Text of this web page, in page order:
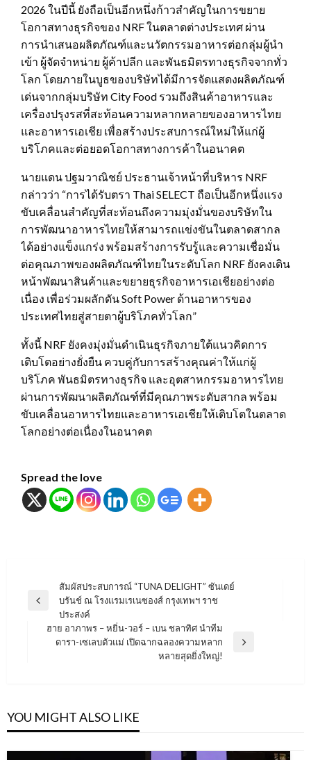
2026 ในปีนี้ ยังถือเป็นอีกหนึ่งก้าวสำคัญในการขยาย
โอกาสทางธุรกิจของ NRF ในตลาดต่างประเทศ ผ่าน
การนำเสนอผลิตภัณฑ์และนวัตกรรมอาหารต่อกลุ่มผู้นำ
เข้า ผู้จัดจำหน่าย ผู้ค้าปลีก และพันธมิตรทางธุรกิจจากทั่ว
โลก โดยภายในบูธของบริษัทได้มีการจัดแสดงผลิตภัณฑ์
เด่นจากกลุ่มบริษัท City Food รวมถึงสินค้าอาหารและ
เครื่องปรุงรสที่สะท้อนความหลากหลายของอาหารไทย
และอาหารเอเชีย เพื่อสร้างประสบการณ์ใหม่ให้แก่ผู้
บริโภคและต่อยอดโอกาสทางการค้าในอนาคต
นายแดน ปฐมวาณิชย์ ประธานเจ้าหน้าที่บริหาร NRF
กล่าวว่า “การได้รับตรา Thai SELECT ถือเป็นอีกหนึ่งแรง
ขับเคลื่อนสำคัญที่สะท้อนถึงความมุ่งมั่นของบริษัทใน
การพัฒนาอาหารไทยให้สามารถแข่งขันในตลาดสากล
ได้อย่างแข็งแกร่ง พร้อมสร้างการรับรู้และความเชื่อมั่น
ต่อคุณภาพของผลิตภัณฑ์ไทยในระดับโลก NRF ยังคงเดิน
หน้าพัฒนาสินค้าและขยายธุรกิจอาหารเอเชียอย่างต่อ
เนื่อง เพื่อร่วมผลักดัน Soft Power ด้านอาหารของ
ประเทศไทยสู่สายตาผู้บริโภคทั่วโลก”
ทั้งนี้ NRF ยังคงมุ่งมั่นดำเนินธุรกิจภายใต้แนวคิดการ
เติบโตอย่างยั่งยืน ควบคู่กับการสร้างคุณค่าให้แก่ผู้
บริโภค พันธมิตรทางธุรกิจ และอุตสาหกรรมอาหารไทย
ผ่านการพัฒนาผลิตภัณฑ์ที่มีคุณภาพระดับสากล พร้อม
ขับเคลื่อนอาหารไทยและอาหารเอเชียให้เติบโตในตลาด
โลกอย่างต่อเนื่องในอนาคต
Spread the love
แนะแนว
เรื่อง
Previous
สัมผัสประสบการณ์ “TUNA DELIGHT” ซันเดย์
บรันช์ ณ โรงแรมเรเนซองส์ กรุงเทพฯ ราช
ประสงค์
Next
ฮาย อาภาพร – หยิ่น-วอร์ – เบน ชลาทิศ นำทีม
ดารา-เซเลบตัวแม่ เปิดฉากฉลองความหลาก
หลายสุดยิ่งใหญ่!
YOU MIGHT ALSO LIKE